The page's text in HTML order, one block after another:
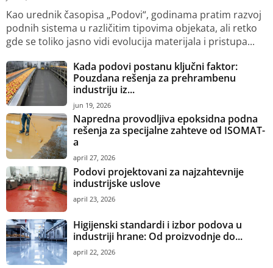
Kao urednik časopisa „Podovi“, godinama pratim razvoj
podnih sistema u različitim tipovima objekata, ali retko
gde se toliko jasno vidi evolucija materijala i pristupa...
Kada podovi postanu ključni faktor:
Pouzdana rešenja za prehrambenu
industriju iz...
jun 19, 2026
Napredna provodljiva epoksidna podna
rešenja za specijalne zahteve od ISOMAT-
a
april 27, 2026
Podovi projektovani za najzahtevnije
industrijske uslove
april 23, 2026
Higijenski standardi i izbor podova u
industriji hrane: Od proizvodnje do...
april 22, 2026